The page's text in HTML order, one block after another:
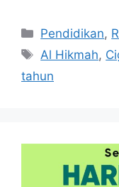
Kategori
Pendidikan,
Tag
Al Hikmah,
tahun